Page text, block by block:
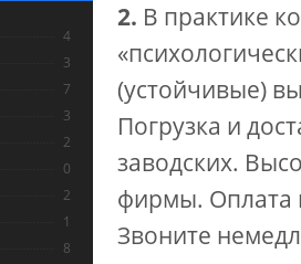
4
3
7
3
2
0
2
1
8
2. В практике
(устойчивые)
Погрузка и
заводских.
фирмы. Оплата
Звоните